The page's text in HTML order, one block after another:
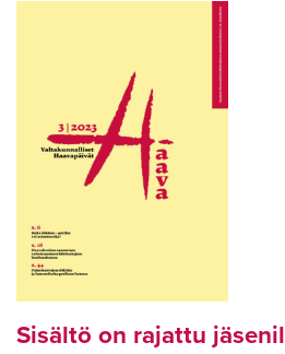
Sisältö on rajattu